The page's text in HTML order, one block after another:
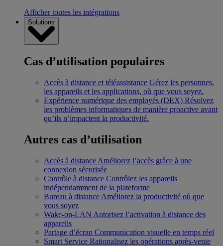
Afficher toutes les intégrations
Solutions
Cas d’utilisation populaires
Accès à distance et téléassistance Gérez les personnes,
les appareils et les applications, où que vous soyez.
Expérience numérique des employés (DEX) Résolvez
les problèmes informatiques de manière proactive avant
qu’ils n’impactent la productivité.
Autres cas d’utilisation
Accès à distance Améliorez l’accès grâce à une
connexion sécurisée
Contrôle à distance Contrôlez les appareils
indépendamment de la plateforme
Bureau à distance Améliorez la productivité où que
vous soyez
Wake-on-LAN Autorisez l’activation à distance des
appareils
Partage d’écran Communication visuelle en temps réel
Smart Service Rationalisez les opérations après-vente